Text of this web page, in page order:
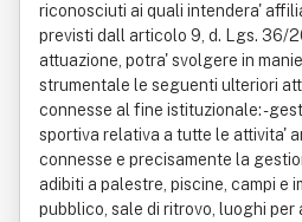
riconosciuti ai quali intendera'
previsti dall articolo 9, d. Lgs. 36/
attuazione, potra' svolgere in
strumentale le seguenti ulteriori
connesse al fine istituzionale: -
sportiva relativa a tutte le attivita'
connesse e precisamente la
adibiti a palestre, piscine, campi e
pubblico, sale di ritrovo, luoghi per